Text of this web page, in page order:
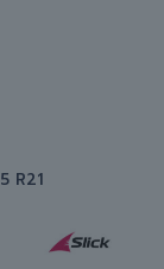
R21